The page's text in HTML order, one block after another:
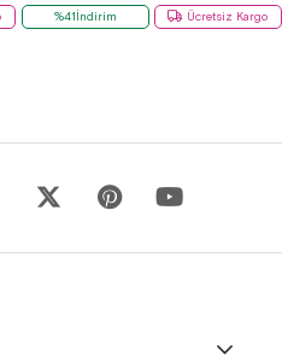
%41İndirim Ücretsiz Kargo